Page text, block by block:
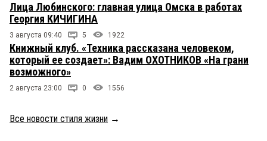
Лица Любинского: главная улица Омска в работах
Георгия КИЧИГИНА
3 августа 09:40 5 1922
Книжный клуб. «Техника рассказана человеком,
который ее создает»: Вадим ОХОТНИКОВ «На грани
возможного»
2 августа 23:00 0 1556
Все новости стиля жизни →